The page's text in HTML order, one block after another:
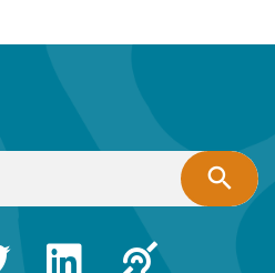
search
Twitter LinkedinApsah Sourd